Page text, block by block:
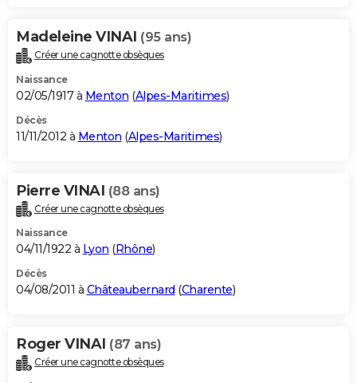
Madeleine VINAI (95 ans)
Créer une cagnotte obsèques
Naissance
02/05/1917 à Menton (Alpes-Maritimes)
Décès
11/11/2012 à Menton (Alpes-Maritimes)
Pierre VINAI (88 ans)
Créer une cagnotte obsèques
Naissance
04/11/1922 à Lyon (Rhône)
Décès
04/08/2011 à Châteaubernard (Charente)
Roger VINAI (87 ans)
Créer une cagnotte obsèques